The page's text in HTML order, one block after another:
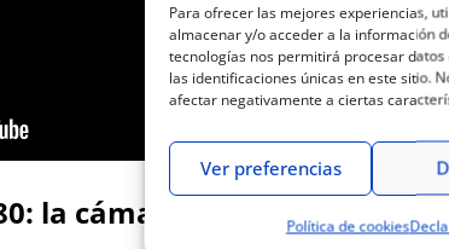
Para ofrecer las mejores experiencias,
almacenar y/o acceder a la información
tecnologías nos permitirá procesar
las identificaciones únicas en este sitio.
afectar negativamente a ciertas
Ver preferencias
Política de cookies
la cámara que pega con tu